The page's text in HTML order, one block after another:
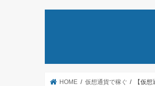
HOME 仮想通貨で稼ぐ 【仮